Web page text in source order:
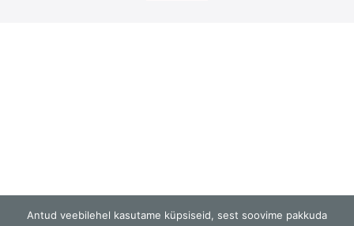
Antud veebilehel kasutame küpsiseid, sest soovime pakkuda